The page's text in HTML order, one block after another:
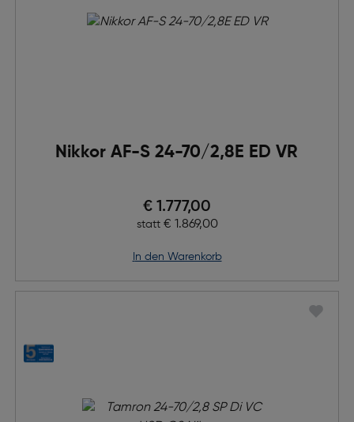
Nikkor AF-S 24-70/2,8E ED VR
Preis nach Rabatts
€ 1.777,00
statt Ursprünglicher Preis
€ 1.869,00
in den Warenkorb